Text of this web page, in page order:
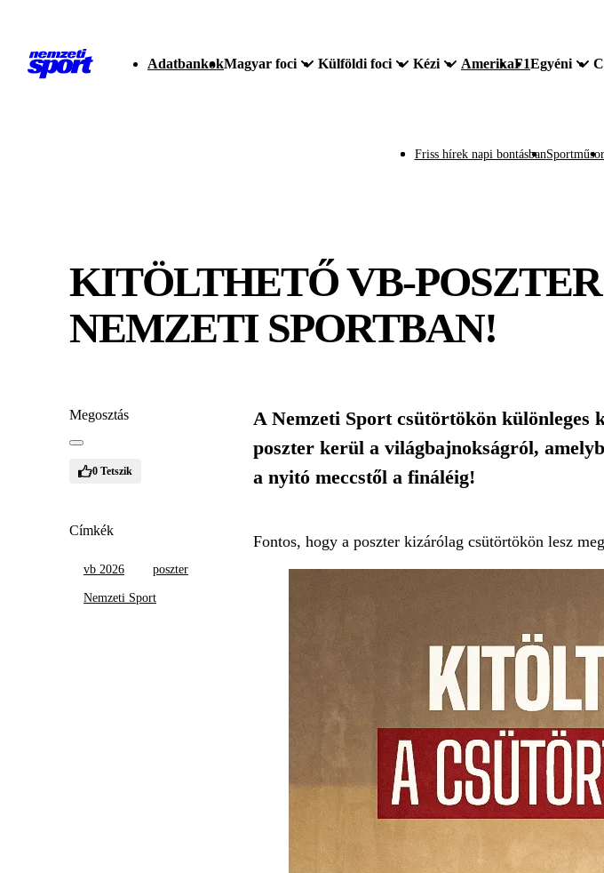
AdatbankokMagyar foci Külföldi foci Kézi AmerikaF1Egyéni
Friss hírek napi bontásbanSportműsor
KITÖLTHETŐ VB-
NEMZETI SPORTBAN!
Megosztás
0 Tetszik
Címkék
vb 2026 poszter
Nemzeti Sport
A Nemzeti Sport csütörtökön különleges
poszter kerül a világbajnokságról,
a nyitó meccstől a fináléig!
Fontos, hogy a poszter kizárólag csütörtökön lesz